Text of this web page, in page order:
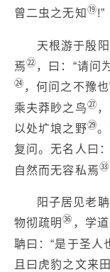
曾二虫之无知 ⑲!”
天根游于殷阳
焉㉒ ，曰：“请问
㉔ ，何问之不豫也
乘夫莽眇之鸟㉗
以处圹埌之野㉙
复问。无名人曰
自然而无容私焉㉝
阳子居见老聃
物彻疏明㊱ ，学
聃曰：“是于圣人
且曰虎豹之文来田